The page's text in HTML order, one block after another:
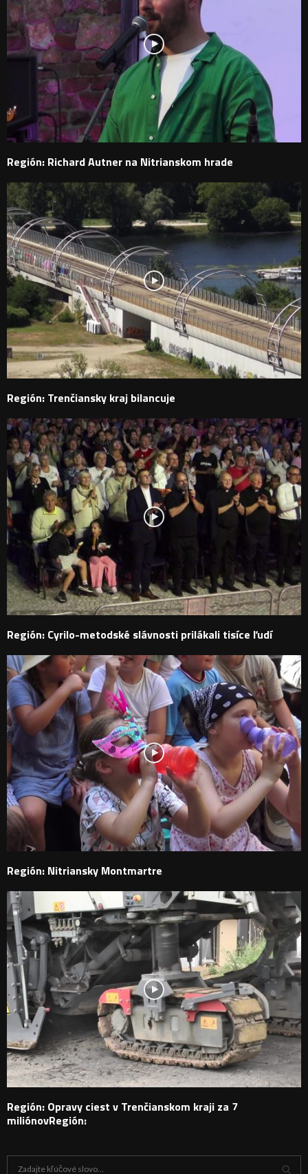
Región: Richard Autner na Nitrianskom hrade
Región: Trenčiansky kraj bilancuje
Región: Cyrilo-metodské slávnosti prilákali tisíce ľudí
Región: Nitriansky Montmartre
Región: Opravy ciest v Trenčianskom kraji za 7
miliónovRegión: